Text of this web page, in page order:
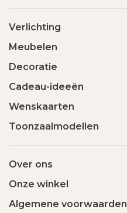
Verlichting
Meubelen
Decoratie
Cadeau-ideeën
Wenskaarten
Toonzaalmodellen
Over ons
Onze winkel
Algemene voorwaarden